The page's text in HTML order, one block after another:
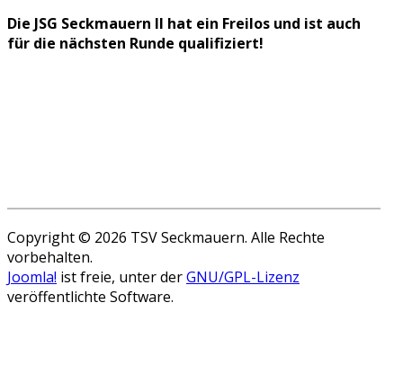
Die JSG Seckmauern II hat ein Freilos und ist auch
für die nächsten Runde qualifiziert!
Copyright © 2026 TSV Seckmauern. Alle Rechte
vorbehalten.
Joomla! ist freie, unter derGNU/GPL-Lizenz
veröffentlichte Software.